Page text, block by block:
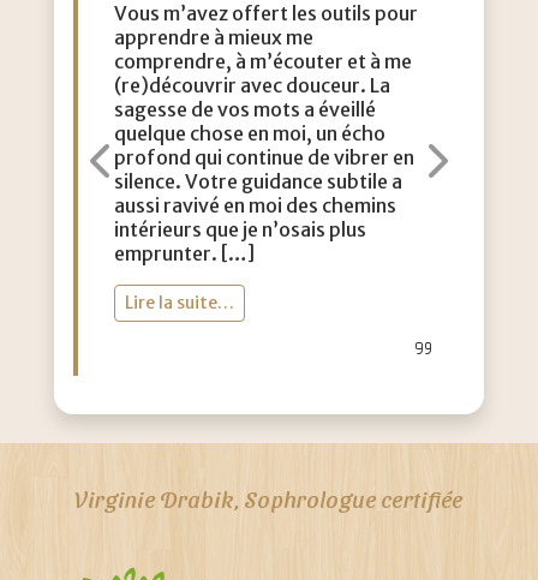
Vous m’avez offert les outils pour
apprendre à mieux me
comprendre, à m’écouter et à me
(re)découvrir avec douceur. La
sagesse de vos mots a éveillé
quelque chose en moi, un écho
profond qui continue de vibrer en
silence. Votre guidance subtile a
aussi ravivé en moi des chemins
intérieurs que je n’osais plus
emprunter. […]
Lire la suite…
Précédent
Virginie Drabik, Sophrologue certifiée